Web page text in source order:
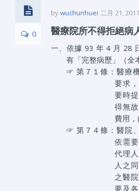
0
bywuchunhuei 二月 21,
醫療院所不得拒絕病
一、依據 93 年 4 月 28
有「完整病歷」（全
☞ 第７１條：醫療
要求
要時
得無
費用，
☞ 第７４條：醫院
依需
代理
人之
之醫
要及